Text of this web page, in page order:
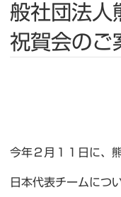
般社団法人
祝賀会のご
今年２月１１日に、
日本代表チームにつ